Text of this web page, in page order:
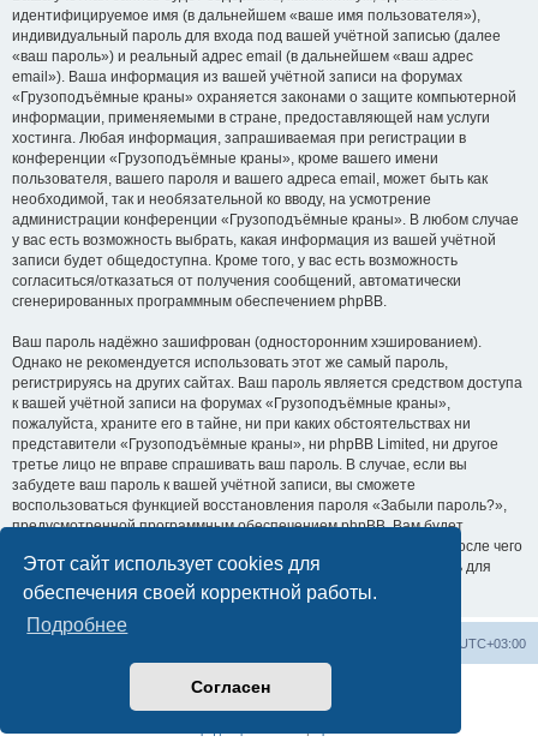
Этот сайт использует cookies для
обеспечения своей корректной работы.
Подробнее
Согласен
идентифицируемое имя (в дальнейшем «ваше имя пользователя»),
индивидуальный пароль для входа под вашей учётной записью (далее
«ваш пароль») и реальный адрес email (в дальнейшем «ваш адрес
email»). Ваша информация из вашей учётной записи на форумах
«Грузоподъёмные краны» охраняется законами о защите компьютерной
информации, применяемыми в стране, предоставляющей нам услуги
хостинга. Любая информация, запрашиваемая при регистрации в
конференции «Грузоподъёмные краны», кроме вашего имени
пользователя, вашего пароля и вашего адреса email, может быть как
необходимой, так и необязательной ко вводу, на усмотрение
администрации конференции «Грузоподъёмные краны». В любом случае
у вас есть возможность выбрать, какая информация из вашей учётной
записи будет общедоступна. Кроме того, у вас есть возможность
согласиться/отказаться от получения сообщений, автоматически
сгенерированных программным обеспечением phpBB.
Ваш пароль надёжно зашифрован (односторонним хэшированием).
Однако не рекомендуется использовать этот же самый пароль,
регистрируясь на других сайтах. Ваш пароль является средством доступа
к вашей учётной записи на форумах «Грузоподъёмные краны»,
пожалуйста, храните его в тайне, ни при каких обстоятельствах ни
представители «Грузоподъёмные краны», ни phpBB Limited, ни другое
третье лицо не вправе спрашивать ваш пароль. В случае, если вы
забудете ваш пароль к вашей учётной записи, вы сможете
воспользоваться функцией восстановления пароля «Забыли пароль?»,
предусмотренной программным обеспечением phpBB. Вам будет
необходимо ввести ваше имя пользователя и ваш адрес email, после чего
программное обеспечение phpBB сгенерирует вам новый пароль для
вашей учётной записи.
UTC+03:00
Создано на основеphpBB® Forum Software © phpBB Limited
Русская поддержка phpBB